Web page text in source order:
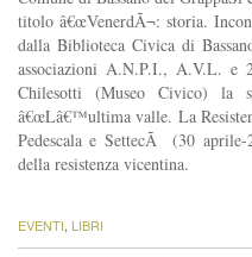
titolo â€œVenerdÃ¬: storia.
dalla Biblioteca Civica di
associazioni A.N.P.I., A.V.L. e
Chilesotti (Museo Civico) la
â€œLâ€™ultima valle. La
Pedescala e SettecÃ (30 aprile-
della resistenza vicentina.
EVENTI LIBRI